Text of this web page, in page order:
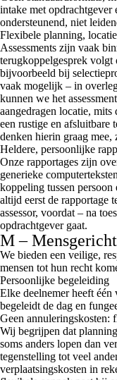
intake met opdrachtgever
ondersteunend, niet
Flexibele planning,
Assessments zijn vaak
terugkoppelgesprek
bijvoorbeeld bij
vaak mogelijk – in
kunnen we het
aangedragen locatie,
een rustige en afsluitbare
denken hierin graag mee,
Heldere, persoonlijke
Onze rapportages zijn
generieke
koppeling tussen
altijd eerst de rapportage
assessor, voordat – na
opdrachtgever gaat.
M – Mensgericht
We bieden een veilige,
mensen tot hun recht
Persoonlijke begeleiding
Elke deelnemer heeft één
begeleidt de dag en
Geen annuleringskosten:
Wij begrijpen dat
soms anders lopen dan
tegenstelling tot veel
verplaatsingskosten in